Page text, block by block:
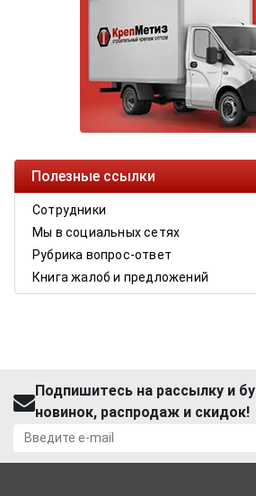
Полезные ссылки
Сотрудники
Мы в социальных сетях
Рубрика вопрос-ответ
Книга жалоб и предложений
Подпишитесь на рассылку и
новинок, распродаж и скидок!